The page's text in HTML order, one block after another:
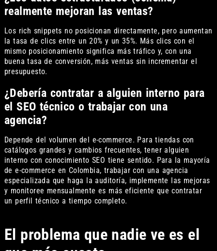
realmente mejoran las ventas?
Los rich snippets no posicionan directamente, pero aumentan
la tasa de clics entre un 20% y un 35%. Más clics con el
mismo posicionamiento significa más tráfico y, con una
buena tasa de conversión, más ventas sin incrementar el
presupuesto.
¿Debería contratar a alguien interno para
el SEO técnico o trabajar con una
agencia?
Depende del volumen del e-commerce. Para tiendas con
catálogos grandes y cambios frecuentes, tener alguien
interno con conocimiento SEO tiene sentido. Para la mayoría
de e-commerce en Colombia, trabajar con una agencia
especializada que haga la auditoría, implemente las mejoras
y monitoree mensualmente es más eficiente que contratar
un perfil técnico a tiempo completo.
El problema que nadie ve es el